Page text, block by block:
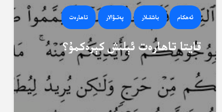
ئەھكام باشقىلار پەتىۋالار تاھارەت
قايتا تاھارەت ئېلىش كېرەكمۇ؟